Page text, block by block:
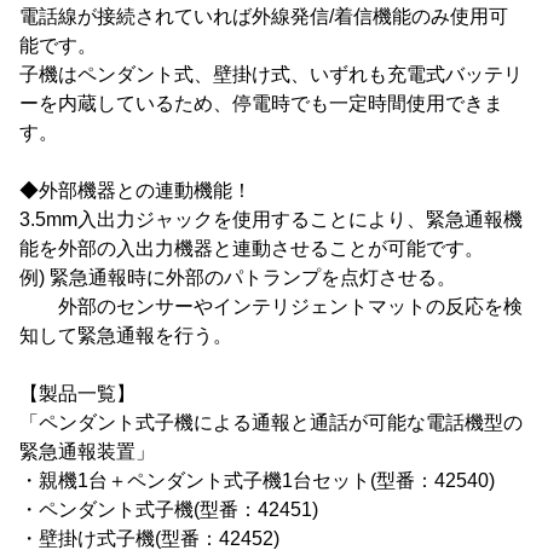
電話線が接続されていれば外線発信/着信機能のみ使用可
能です。
子機はペンダント式、壁掛け式、いずれも充電式バッテリ
ーを内蔵しているため、停電時でも一定時間使用できま
す。
◆外部機器との連動機能！
3.5mm入出力ジャックを使用することにより、緊急通報機
能を外部の入出力機器と連動させることが可能です。
例) 緊急通報時に外部のパトランプを点灯させる。
外部のセンサーやインテリジェントマットの反応を検
知して緊急通報を行う。
【製品一覧】
「ペンダント式子機による通報と通話が可能な電話機型の
緊急通報装置」
・親機1台＋ペンダント式子機1台セット(型番：42540)
・ペンダント式子機(型番：42451)
・壁掛け式子機(型番：42452)